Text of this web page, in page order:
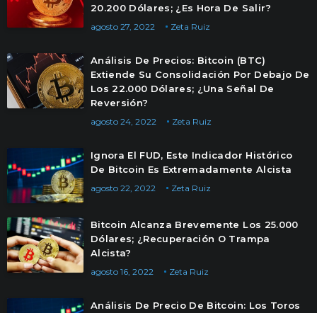
20.200 Dólares; ¿Es Hora De Salir?
Zeta Ruiz
agosto 27, 2022
Análisis De Precios: Bitcoin (BTC)
Extiende Su Consolidación Por Debajo De
Los 22.000 Dólares; ¿Una Señal De
Reversión?
Zeta Ruiz
agosto 24, 2022
Ignora El FUD, Este Indicador Histórico
De Bitcoin Es Extremadamente Alcista
Zeta Ruiz
agosto 22, 2022
Bitcoin Alcanza Brevemente Los 25.000
Dólares; ¿Recuperación O Trampa
Alcista?
Zeta Ruiz
agosto 16, 2022
Análisis De Precio De Bitcoin: Los Toros